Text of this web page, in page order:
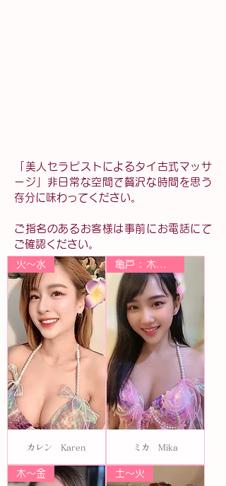
火〜水
カレン Karen
亀戸 : 木～土 大塚 : 日～水
ミカ Mika
木〜金 土〜火
「美人セラピストによるタイ古式マッサ
ージ」非日常な空間で贅沢な時間を思う
存分に味わってください。
ご指名のあるお客様は事前にお電話にて
ご確認ください。